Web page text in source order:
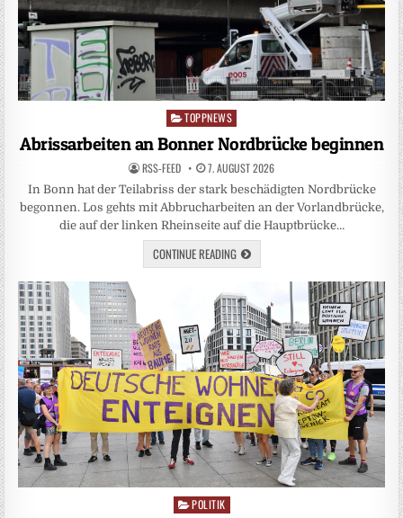
Posted
in
TOPPNEWS
Abrissarbeiten an Bonner Nordbrücke beginnen
RSS-FEED 7. AUGUST 2026
In Bonn hat der Teilabriss der stark beschädigten Nordbrücke
begonnen. Los gehts mit Abbrucharbeiten an der Vorlandbrücke,
die auf der linken Rheinseite auf die Hauptbrücke…
CONTINUE READING
Posted
POLITIK